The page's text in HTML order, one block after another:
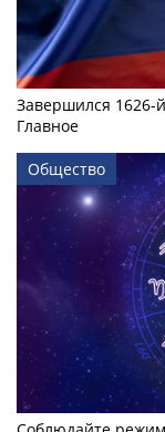
Завершился 1626-
Главное
Общество